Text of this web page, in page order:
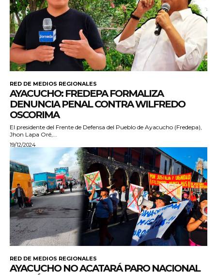
RED DE MEDIOS REGIONALES
AYACUCHO: FREDEPA FORMALIZA
DENUNCIA PENAL CONTRA WILFREDO
OSCORIMA
El presidente del Frente de Defensa del Pueblo de Ayacucho (Fredepa),
Jhon Lapa Oré,...
19/12/2024
RED DE MEDIOS REGIONALES
AYACUCHO NO ACATARÁ PARO NACIONAL